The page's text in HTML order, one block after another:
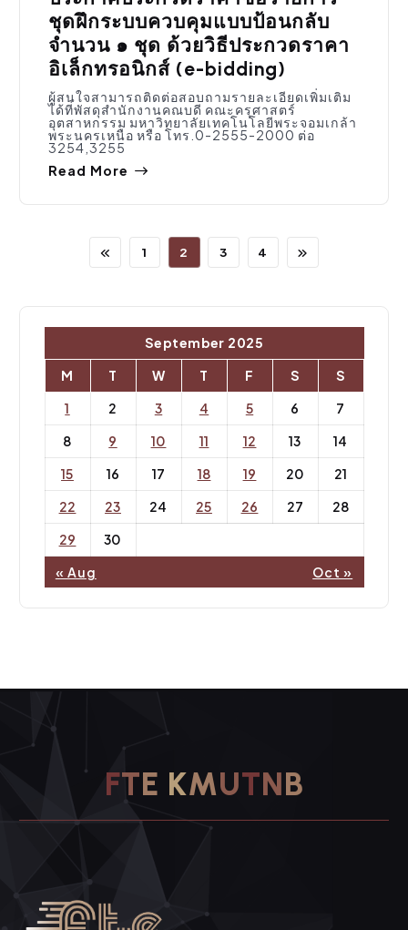
ชุดฝึกระบบควบคุมแบบป้อนกลับ
จำนวน ๑ ชุด ด้วยวิธีประกวดราคา
อิเล็กทรอนิกส์ (e-bidding)
ผู้สนใจสามารถติดต่อสอบถามรายละเอียดเพิ่มเติม
ได้ที่พัสดุสำนักงานคณบดี คณะครุศาสตร์
อุตสาหกรรม มหาวิทยาลัยเทคโนโลยีพระจอมเกล้า
พระนครเหนือ หรือ โทร.0-2555-2000 ต่อ
3254,3255
Read More
1 2 3 4
September 2025
M
T W T F S
S
1
2 3 4 5 6
7
8
9 10 11 12 13
14
15
16 17 18 19 20
21
22
23 24 25 26 27
28
29
30
« Aug Oct »
FTE KMUTNB